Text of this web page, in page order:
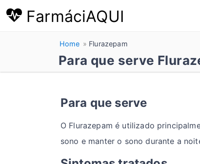
FarmáciAQUI
Home Flurazepam
Para que serve
Para que serve
O Flurazepam é utilizado
sono e manter o sono durante a